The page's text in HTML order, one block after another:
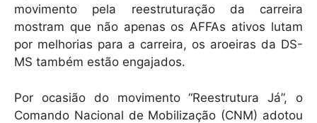
movimento pela reestruturação da carreira
mostram que não apenas os AFFAs ativos lutam
por melhorias para a carreira, os aroeiras da DS-
MS também estão engajados.
Por ocasião do movimento “Reestrutura Já”, o
Comando Nacional de Mobilização (CNM) adotou